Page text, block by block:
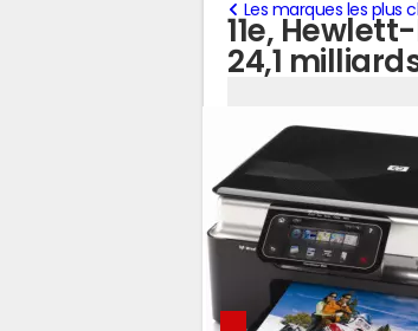
11e,
24,1
Les marques les plus